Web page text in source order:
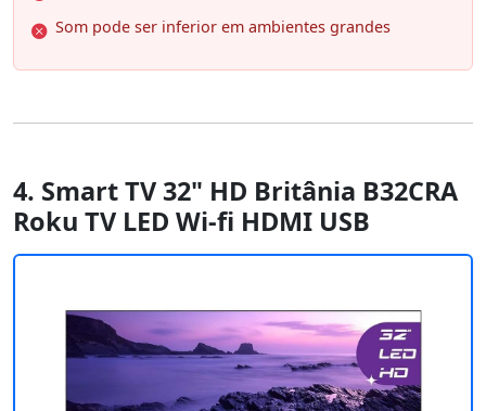
Som pode ser inferior em ambientes grandes
4. Smart TV 32" HD Britânia B32CRA
Roku TV LED Wi-fi HDMI USB